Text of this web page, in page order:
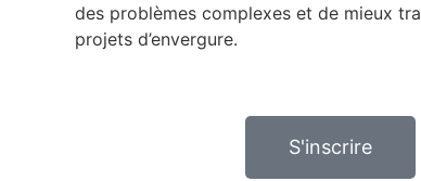
des problèmes complexes et de mieux
projets d’envergure.
S'inscrire